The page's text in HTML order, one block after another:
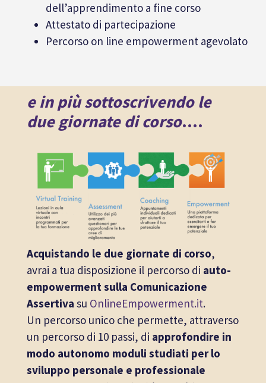
dell’apprendimento a fine corso
Attestato di partecipazione
Percorso on line empowerment agevolato
e in più sottoscrivendo le
due giornate di corso….
Acquistando le due giornate di corso,
avrai a tua disposizione il percorso di auto-
empowerment sulla Comunicazione
Assertiva su OnlineEmpowerment.it.
Un percorso unico che permette, attraverso
un percorso di 10 passi, di approfondire in
modo autonomo moduli studiati per lo
sviluppo personale e professionale